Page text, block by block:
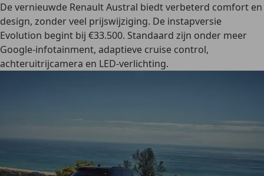
De vernieuwde Renault Austral biedt verbeterd comfort en
design, zonder veel prijswijziging. De instapversie
Evolution begint bij €33.500. Standaard zijn onder meer
Google-infotainment, adaptieve cruise control,
achteruitrijcamera en LED-verlichting.